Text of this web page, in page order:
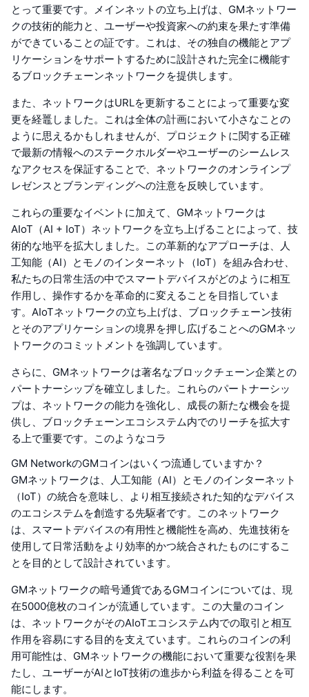
とって重要です。メインネットの立ち上げは、GMネットワー
クの技術的能力と、ユーザーや投資家への約束を果たす準備
ができていることの証です。これは、その独自の機能とアプ
リケーションをサポートするために設計された完全に機能す
るブロックチェーンネットワークを提供します。
また、ネットワークはURLを更新することによって重要な変
更を経鼉しました。これは全体の計画において小さなことの
ように思えるかもしれませんが、プロジェクトに関する正確
で最新の情報へのステークホルダーやユーザーのシームレス
なアクセスを保証することで、ネットワークのオンラインプ
レゼンスとブランディングへの注意を反映しています。
これらの重要なイベントに加えて、GMネットワークは
AIoT（AI + IoT）ネットワークを立ち上げることによって、技
術的な地平を拡大しました。この革新的なアプローチは、人
工知能（AI）とモノのインターネット（IoT）を組み合わせ、
私たちの日常生活の中でスマートデバイスがどのように相互
作用し、操作するかを革命的に変えることを目指していま
す。AIoTネットワークの立ち上げは、ブロックチェーン技術
とそのアプリケーションの境界を押し広げることへのGMネッ
トワークのコミットメントを強調しています。
さらに、GMネットワークは著名なブロックチェーン企業との
パートナーシップを確立しました。これらのパートナーシッ
プは、ネットワークの能力を強化し、成長の新たな機会を提
供し、ブロックチェーンエコシステム内でのリーチを拡大す
る上で重要です。このようなコラ
GM NetworkのGMコインはいくつ流通していますか？
GMネットワークは、人工知能（AI）とモノのインターネット
（IoT）の統合を意味し、より相互接続された知的なデバイス
のエコシステムを創造する先駆者です。このネットワーク
は、スマートデバイスの有用性と機能性を高め、先進技術を
使用して日常活動をより効率的かつ統合されたものにするこ
とを目的として設計されています。
GMネットワークの暗号通貨であるGMコインについては、現
在5000億枚のコインが流通しています。この大量のコイン
は、ネットワークがそのAIoTエコシステム内での取引と相互
作用を容易にする目的を支えています。これらのコインの利
用可能性は、GMネットワークの機能において重要な役割を果
たし、ユーザーがAIとIoT技術の進歩から利益を得ることを可
能にします。